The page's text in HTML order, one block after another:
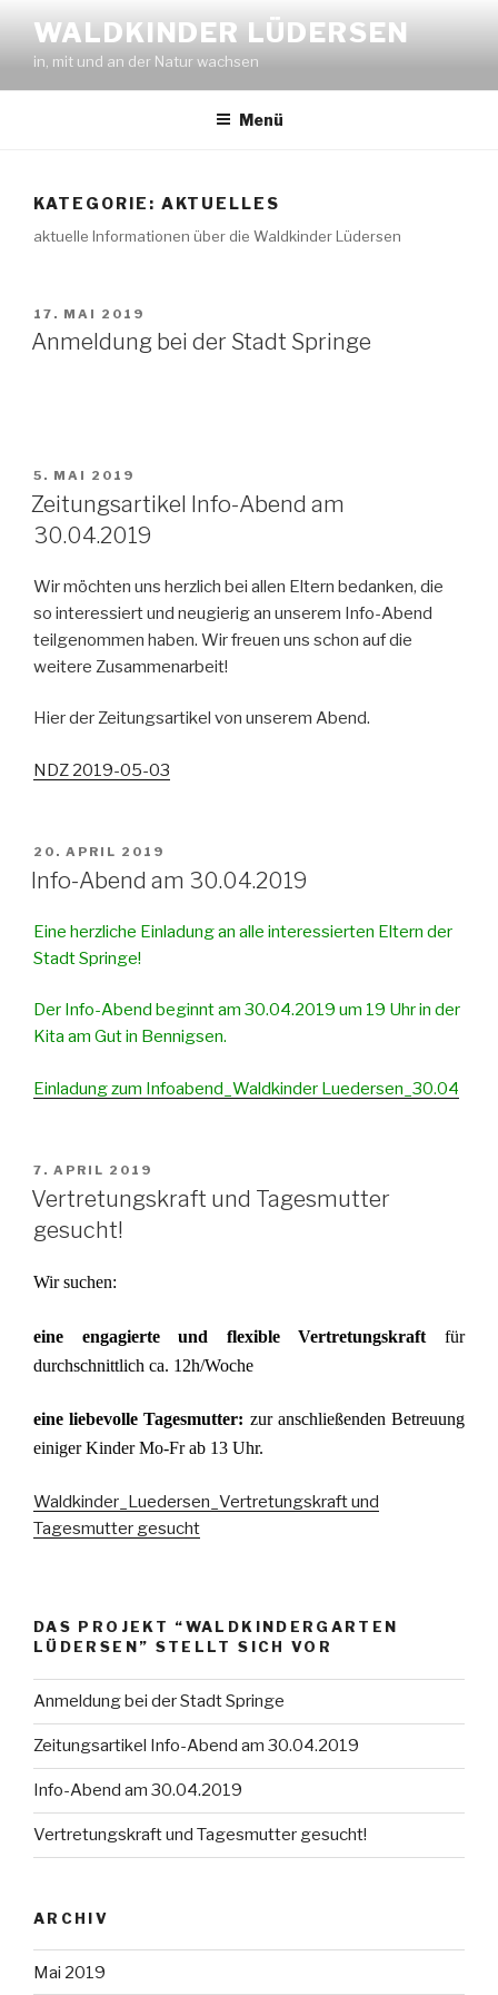
Inhalt
springen
WALDKINDER LÜDERSEN
in, mit und an der Natur wachsen
Menü
KATEGORIE: AKTUELLES
aktuelle Informationen über die Waldkinder Lüdersen
VERÖFFENTLICHT
AM
17. MAI 2019
Anmeldung bei der Stadt Springe
VERÖFFENTLICHT
AM
5. MAI 2019
Zeitungsartikel Info-Abend am
30.04.2019
Wir möchten uns herzlich bei allen Eltern bedanken, die
so interessiert und neugierig an unserem Info-Abend
teilgenommen haben. Wir freuen uns schon auf die
weitere Zusammenarbeit!
Hier der Zeitungsartikel von unserem Abend.
NDZ 2019-05-03
VERÖFFENTLICHT
AM
20. APRIL 2019
Info-Abend am 30.04.2019
Eine herzliche Einladung an alle interessierten Eltern der
Stadt Springe!
Der Info-Abend beginnt am 30.04.2019 um 19 Uhr in der
Kita am Gut in Bennigsen.
Einladung zum Infoabend_Waldkinder Luedersen_30.04
VERÖFFENTLICHT
AM
7. APRIL 2019
Vertretungskraft und Tagesmutter
gesucht!
Wir suchen:
eine engagierte und flexible Vertretungskraft für
durchschnittlich ca. 12h/Woche
eine liebevolle Tagesmutter: zur anschließenden Betreuung
einiger Kinder Mo-Fr ab 13 Uhr.
Waldkinder_Luedersen_Vertretungskraft und
Tagesmutter gesucht
DAS PROJEKT “WALDKINDERGARTEN
LÜDERSEN” STELLT SICH VOR
Anmeldung bei der Stadt Springe
Zeitungsartikel Info-Abend am 30.04.2019
Info-Abend am 30.04.2019
Vertretungskraft und Tagesmutter gesucht!
ARCHIV
Mai 2019